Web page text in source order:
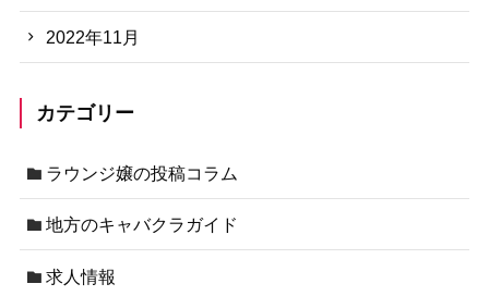
2022年11月
カテゴリー
ラウンジ嬢の投稿コラム
地方のキャバクラガイド
求人情報